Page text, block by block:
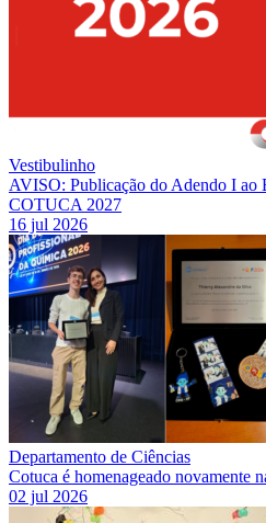
Vestibulinho
AVISO: Publicação do Adendo I ao
COTUCA 2027
16 jul 2026
Departamento de Ciências
Cotuca é homenageado novamente
02 jul 2026